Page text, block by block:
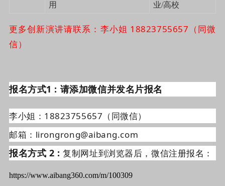
用
业/高校
更多创新演讲请联系：李小姐 18823755657（同微
信）
报名方式1 : 请添加微信并发名片报名
李小姐：18823755657（同微信）
邮箱： lirongrong@aibang.com
报名方式 2 :复制网址到浏览器后，微信注册报名：
https://www.aibang360.com/m/100309